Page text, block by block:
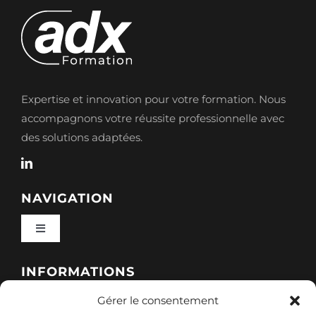
Gérer le consentement
Expertise et innovation pour votre formation. Nous
accompagnons votre réussite professionnelle avec
des solutions adaptées.
NAVIGATION
Toggle
Qui sommes-nous ?
INFORMATIONS